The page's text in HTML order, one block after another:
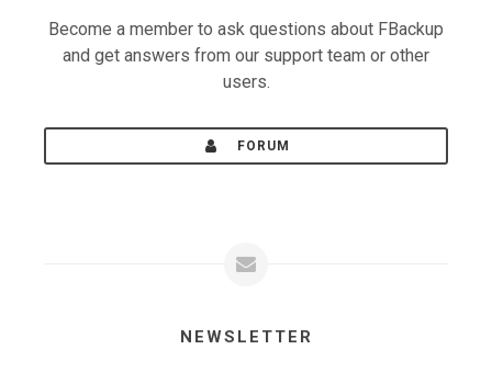
Become a member to ask questions about FBackup
and get answers from our support team or other
users.
FORUM
NEWSLETTER